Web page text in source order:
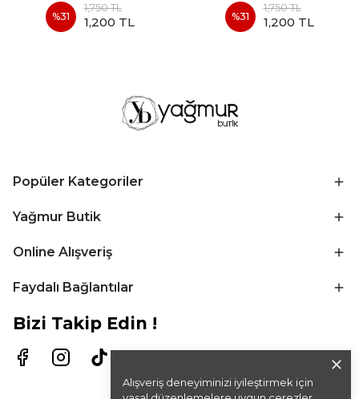
Alışveriş deneyiminizi iyileştirmek için
%31
1,750 TL
1,200 TL %31
1,750 TL
1,200 TL
Popüler Kategoriler
Yağmur Butik
Online Alışveriş
Faydalı Bağlantılar
Bizi Takip Edin !